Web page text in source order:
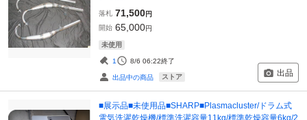
落札 71,500円
開始 65,000円
未使用
1 8/6 06:22終了
出品中の商品 ストア 出品
■展示品■未使用品■SHARP■Plasmacluster/ドラム式
電気洗濯乾燥機/標準洗濯容量11kg/標準乾燥容量6kg/2